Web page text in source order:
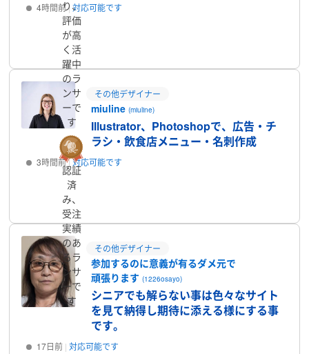
4時間前 対応可能です
り、
評価
が高
く活
躍中
のラ
ンサ
ーで
す
その他デザイナー
miuline(miuline)
Illustrator、Photoshopで、広告・チ
ラシ・飲食店メニュー・名刺作成
3時間前 対応可能です
認証
済
み、
受注
実績
のあ
るラ
ンサ
ーで
す
その他デザイナー
参加するのに意義が有るダメ元で
頑張ります(1226osayo)
シニアでも解らない事は色々なサイト
を見て納得し期待に添える様にする事
です。
17日前 対応可能です